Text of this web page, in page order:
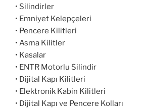
• Silindirler
• Emniyet Kelepçeleri
• Pencere Kilitleri
• Asma Kilitler
• Kasalar
• ENTR Motorlu Silindir
• Dijital Kapı Kilitleri
• Elektronik Kabin Kilitleri
• Dijital Kapı ve Pencere Kolları